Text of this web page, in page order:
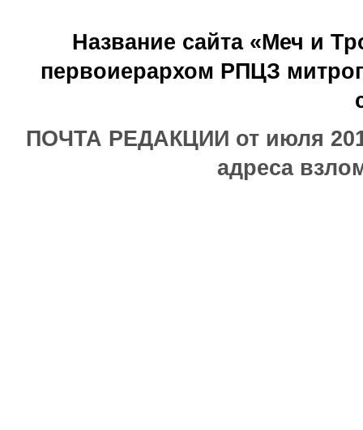
Название сайта «Меч и
первоиерархом РПЦЗ
ПОЧТА РЕДАКЦИИ от июля
адреса